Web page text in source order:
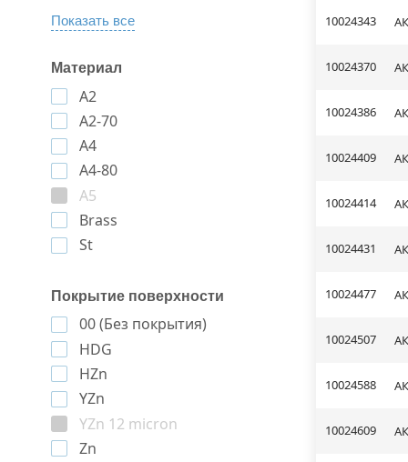
Показать все
Материал
A2
A2-70
A4
A4-80
A5
Brass
St
Покрытие поверхности
00 (Без покрытия)
HDG
HZn
YZn
YZn 12 micron
Zn
10024343
10024370
10024386
10024409
10024414
10024431
10024477
10024507
10024588
10024609